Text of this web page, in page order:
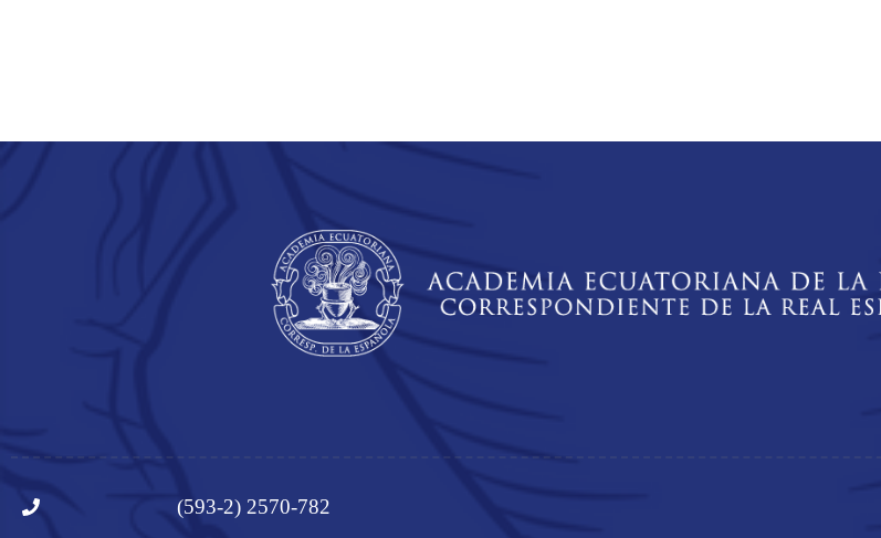
(593-2) 2570-782